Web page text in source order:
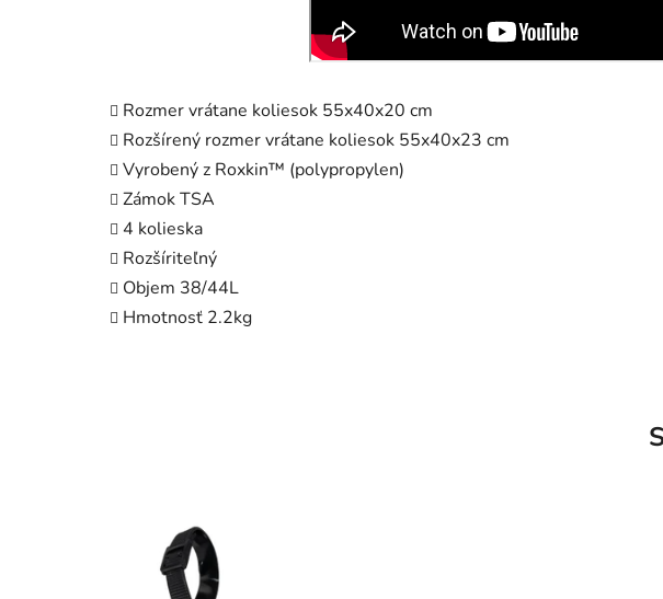
Rozmer vrátane koliesok 55x40x20 cm
Rozšírený rozmer vrátane koliesok 55x40x23 cm
Vyrobený z Roxkin™ (polypropylen)
Zámok TSA
4 kolieska
Rozšíriteľný
Objem 38/44L
Hmotnosť 2.2kg